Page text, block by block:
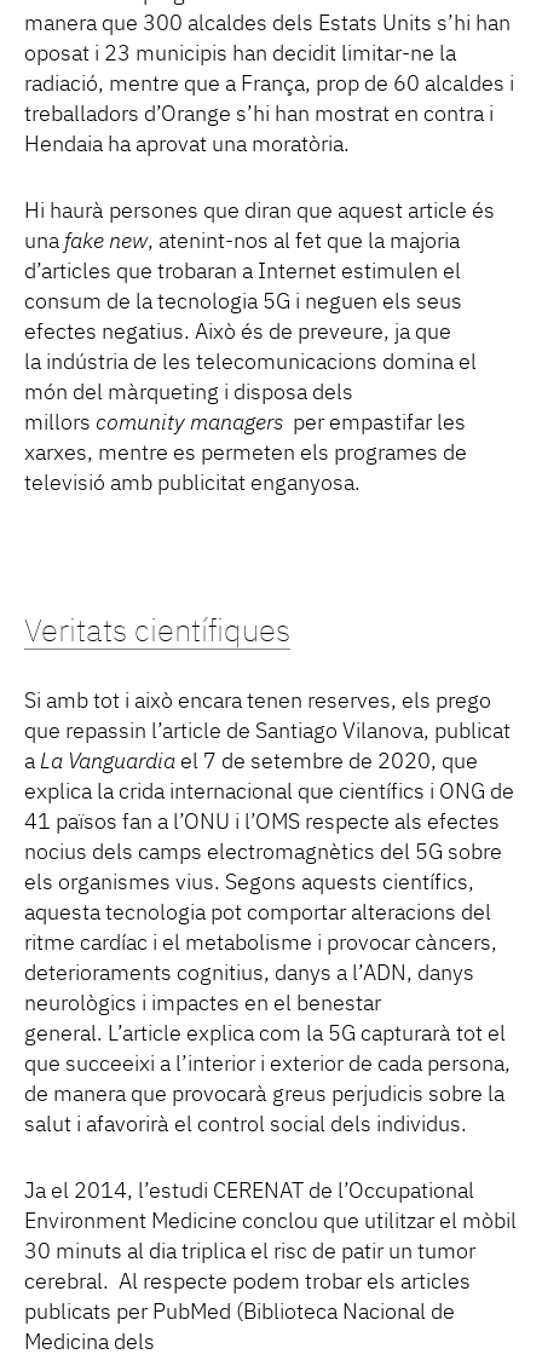
manera que 300 alcaldes dels Estats Units s’hi han
oposat i 23 municipis han decidit limitar-ne la
radiació, mentre que a França, prop de 60 alcaldes i
treballadors d’Orange s’hi han mostrat en contra i
Hendaia ha aprovat una moratòria.
Hi haurà persones que diran que aquest article és
una fake new, atenint-nos al fet que la majoria
d’articles que trobaran a Internet estimulen el
consum de la tecnologia 5G i neguen els seus
efectes negatius. Això és de preveure, ja que
la indústria de les telecomunicacions domina el
món del màrqueting i disposa dels
millors comunity managers per empastifar les
xarxes, mentre es permeten els programes de
televisió amb publicitat enganyosa.
Veritats científiques
Si amb tot i això encara tenen reserves, els prego
que repassin l’article de Santiago Vilanova, publicat
a La Vanguardia el 7 de setembre de 2020, que
explica la crida internacional que científics i ONG de
41 països fan a l’ONU i l’OMS respecte als efectes
nocius dels camps electromagnètics del 5G sobre
els organismes vius. Segons aquests científics,
aquesta tecnologia pot comportar alteracions del
ritme cardíac i el metabolisme i provocar càncers,
deterioraments cognitius, danys a l’ADN, danys
neurològics i impactes en el benestar
general. L’article explica com la 5G capturarà tot el
que succeeixi a l’interior i exterior de cada persona,
de manera que provocarà greus perjudicis sobre la
salut i afavorirà el control social dels individus.
Ja el 2014, l’estudi CERENAT de l’Occupational
Environment Medicine conclou que utilitzar el mòbil
30 minuts al dia triplica el risc de patir un tumor
cerebral. Al respecte podem trobar els articles
publicats per PubMed (Biblioteca Nacional de
Medicina dels